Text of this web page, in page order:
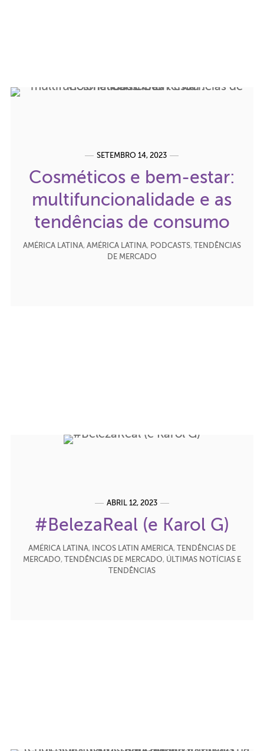
SETEMBRO 14, 2023
Cosméticos e bem-estar:
multifuncionalidade e as
tendências de consumo
AMÉRICA LATINA, AMÉRICA LATINA, PODCASTS,
TENDÊNCIAS
DE MERCADO
ABRIL 12, 2023
#BelezaReal (e Karol G)
AMÉRICA LATINA, INCOS LATIN AMERICA,
TENDÊNCIAS DE
MERCADO, TENDÊNCIAS DE MERCADO, ÚLTIMAS NOTÍCIAS E
TENDÊNCIAS